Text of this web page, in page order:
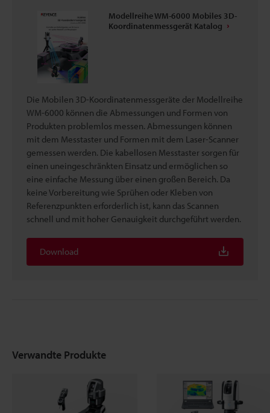
Modellreihe WM-6000 Mobiles 3D-
Koordinatenmessgerät Katalog
Die Mobilen 3D-Koordinatenmessgeräte der Modellreihe
WM-6000 können die Abmessungen und Formen von
Produkten problemlos messen. Abmessungen können
mit dem Messtaster und Formen mit dem Laser-Scanner
gemessen werden. Die kabellosen Messtaster sorgen für
einen uneingeschränkten Einsatz und ermöglichen so
eine einfache Messung über einen großen Bereich. Da
keine Vorbereitung wie Sprühen oder Kleben von
Referenzpunkten erforderlich ist, kann das Scannen
schnell und mit hoher Genauigkeit durchgeführt werden.
Download
Verwandte Produkte